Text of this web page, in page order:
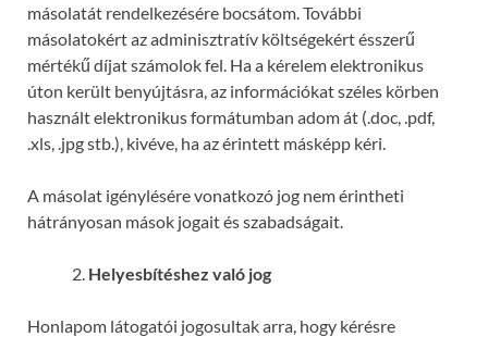
másolatát rendelkezésére bocsátom. További
másolatokért az adminisztratív költségekért ésszerű
mértékű díjat számolok fel. Ha a kérelem elektronikus
úton került benyújtásra, az információkat széles körben
használt elektronikus formátumban adom át (.doc, .pdf,
.xls, .jpg stb.), kivéve, ha az érintett másképp kéri.
A másolat igénylésére vonatkozó jog nem érintheti
hátrányosan mások jogait és szabadságait.
Helyesbítéshez való jog
Honlapom látogatói jogosultak arra, hogy kérésre